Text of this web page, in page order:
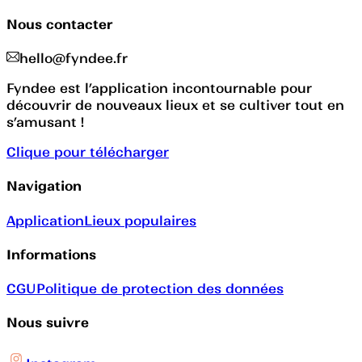
Nous contacter
hello@fyndee.fr
Fyndee est l’application incontournable pour
découvrir de nouveaux lieux et se cultiver tout en
s’amusant !
Clique pour télécharger
Navigation
ApplicationLieux populaires
Informations
CGUPolitique de protection des données
Nous suivre